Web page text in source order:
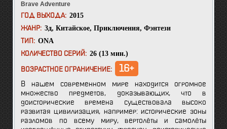
Brave Adventure
ГОД ВЫХОДА: 2015
ЖАНР: 3д, Китайское, Приключения, Фэнтези
ТИП: ONA
КОЛИЧЕСТВО СЕРИЙ: 26 (13 мин.)
ВОЗРАСТНОЕ ОГРАНИЧЕНИЕ: 16+
В нашем современном мире находится огромное
множество предметов, доказывающих, что в
доисторические времена существовала высоко
развитая цивилизация, например: исторические зоны
разломов по всему миру, вертолёты и самолёты